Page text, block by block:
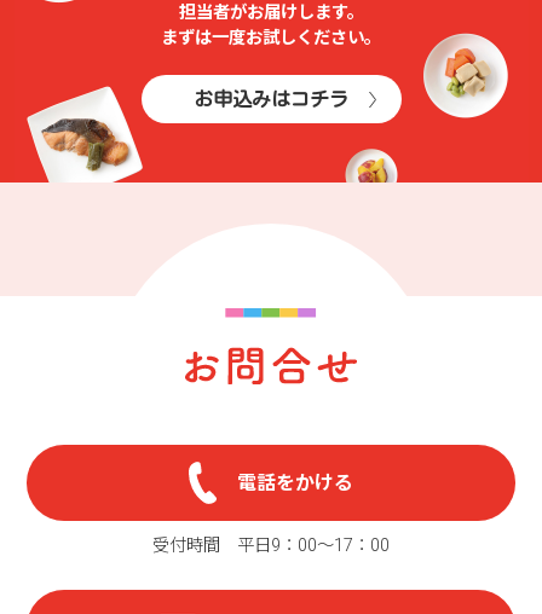
担当者がお届けします。
まずは⼀度お試しください。
お申込みはコチラ
電話をかける
受付時間 平日9：00〜17：00